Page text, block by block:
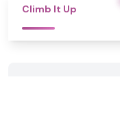
Climb It Up